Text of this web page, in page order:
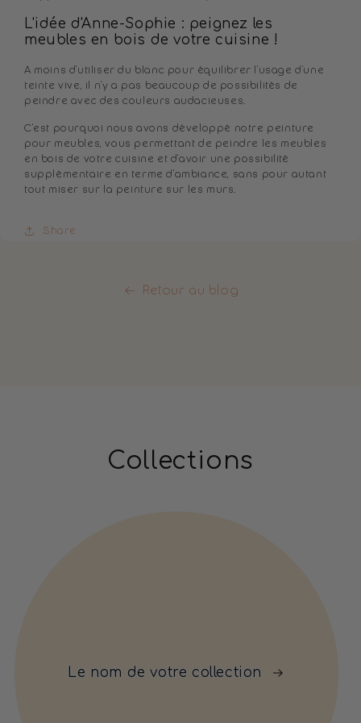
L'idée d'Anne-Sophie : peignez les
meubles en bois de votre cuisine !
A moins d'utiliser du blanc pour équilibrer l'usage d'une
teinte vive, il n'y a pas beaucoup de possibilités de
peindre avec des couleurs audacieuses.
C'est pourquoi nous avons développé notre peinture
pour meubles, vous permettant de peindre les meubles
en bois de votre cuisine et d'avoir une possibilité
supplémentaire en terme d'ambiance, sans pour autant
tout miser sur la peinture sur les murs.
Share
Retour au blog
Collections
Le nom de votre collection